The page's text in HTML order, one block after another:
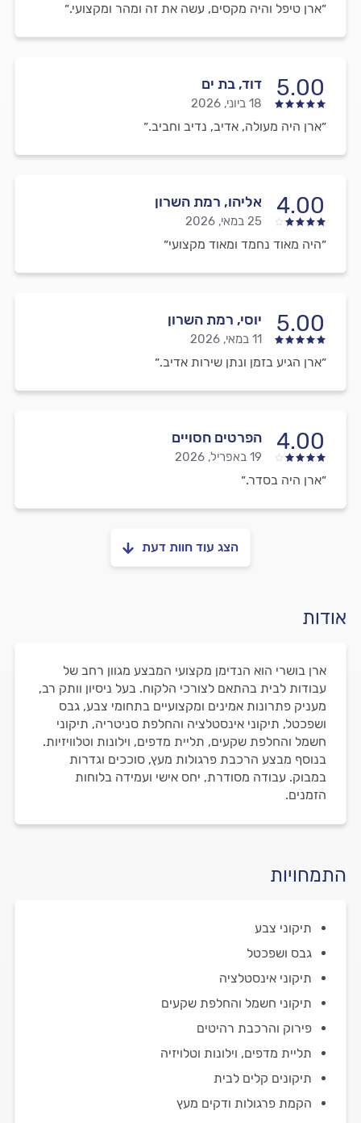
״ארן טיפל והיה מקסים, עשה את זה ומהר ומקצועי.״
5.00 דוד, בת ים
18 ביוני, 2026
״ארן היה מעולה, אדיב, נדיב וחביב.״
4.00 אליהו, רמת השרון
25 במאי, 2026
״היה מאוד נחמד ומאוד מקצועי״
5.00 יוסי, רמת השרון
11 במאי, 2026
״ארן הגיע בזמן ונתן שירות אדיב.״
4.00 הפרטים חסויים
19 באפריל, 2026
״ארן היה בסדר.״
הצג עוד חוות דעת
אודות
ארן בושרי הוא הנדימן מקצועי המבצע מגוון רחב של
עבודות לבית בהתאם לצורכי הלקוח. בעל ניסיון וותק רב,
מעניק פתרונות אמינים ומקצועיים בתחומי צבע, גבס
ושפכטל, תיקוני אינסטלציה והחלפת סניטריה, תיקוני
חשמל והחלפת שקעים, תליית מדפים, וילונות וטלוויזיות.
בנוסף מבצע הרכבת פרגולות מעץ, סוככים וגדרות
במבוק. עבודה מסודרת, יחס אישי ועמידה בלוחות
הזמנים.
התמחויות
תיקוני צבע
גבס ושפכטל
תיקוני אינסטלציה
תיקוני חשמל והחלפת שקעים
פירוק והרכבת רהיטים
תליית מדפים, וילונות וטלויזיה
תיקונים קלים לבית
הקמת פרגולות ודקים מעץ